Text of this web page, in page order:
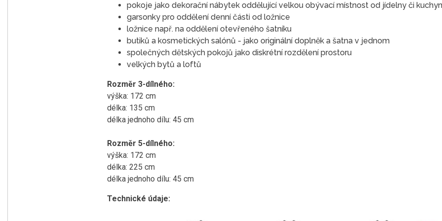
pokoje jako dekorační nábytek oddělující velkou obývací místnost od jídelny či
garsonky pro oddělení denní části od ložnice
ložnice např. na oddělení otevřeného šatníku
butiků a kosmetických salónů - jako originální doplněk a šatna v jednom
společných dětských pokojů jako diskrétní rozdělení prostoru
velkých bytů a loftů
Rozměr 3-dílného:
výška: 172 cm
délka: 135 cm
délka jednoho dílu: 45 cm
Rozměr 5-dílného:
výška: 172 cm
délka: 225 cm
délka jednoho dílu: 45 cm
Technické údaje: